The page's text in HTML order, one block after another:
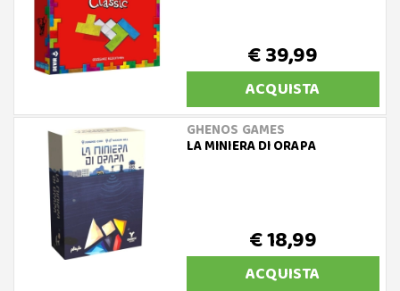
€ 39,99
ACQUISTA
GHENOS GAMES
LA MINIERA DI ORAPA
€ 18,99
ACQUISTA